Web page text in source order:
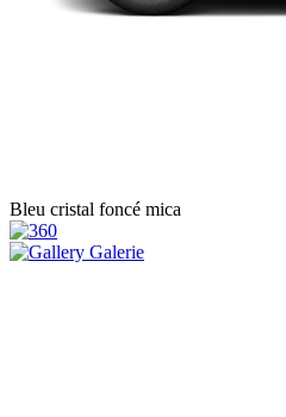
Bleu cristal foncé mica
Galerie